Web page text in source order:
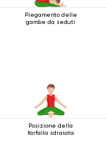
Piegamento delle
gambe da seduti
Posizione della
farfalla sdraiata